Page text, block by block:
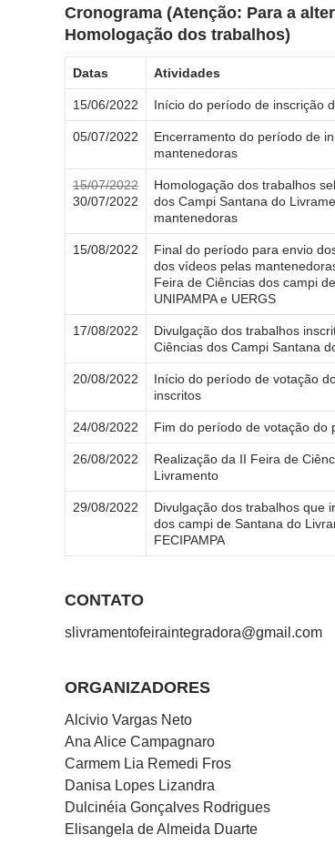
Cronograma (Atenção: Para a
Homologação dos trabalhos)
Datas Atividades
15/06/2022 Início do período de inscrição
05/07/2022
Encerramento do período de
mantenedoras
15/07/2022
30/07/2022
Homologação dos trabalhos
dos Campi Santana do
mantenedoras
15/08/2022
Final do período para envio
dos vídeos pelas
Feira de Ciências dos campi
UNIPAMPA e UERGS
17/08/2022
Divulgação dos trabalhos
Ciências dos Campi Santana
20/08/2022
Início do período de votação
inscritos
24/08/2022 Fim do período de votação do
26/08/2022
Realização da II Feira de
Livramento
29/08/2022
Divulgação dos trabalhos que
dos campi de Santana do
FECIPAMPA
CONTATO
slivramentofeiraintegradora@gmail.com
ORGANIZADORES
Alcivio Vargas Neto
Ana Alice Campagnaro
Carmem Lia Remedi Fros
Danisa Lopes Lizandra
Dulcinéia Gonçalves Rodrigues
Elisangela de Almeida Duarte